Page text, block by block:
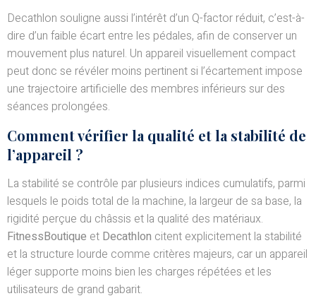
Decathlon souligne aussi l’intérêt d’un Q-factor réduit, c’est-à-
dire d’un faible écart entre les pédales, afin de conserver un
mouvement plus naturel. Un appareil visuellement compact
peut donc se révéler moins pertinent si l’écartement impose
une trajectoire artificielle des membres inférieurs sur des
séances prolongées.
Comment vérifier la qualité et la stabilité de
l’appareil ?
La stabilité se contrôle par plusieurs indices cumulatifs, parmi
lesquels le poids total de la machine, la largeur de sa base, la
rigidité perçue du châssis et la qualité des matériaux.
FitnessBoutique et Decathlon citent explicitement la stabilité
et la structure lourde comme critères majeurs, car un appareil
léger supporte moins bien les charges répétées et les
utilisateurs de grand gabarit.